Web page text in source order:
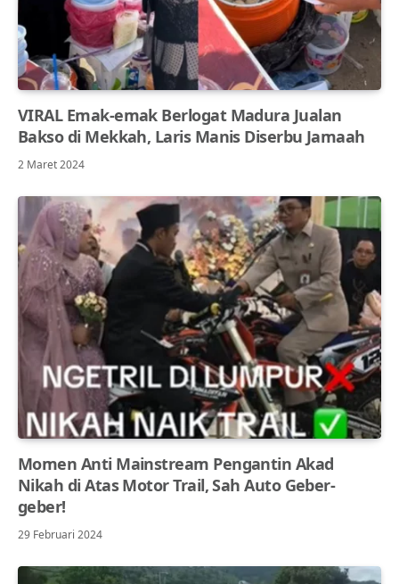
VIRAL Emak-emak Berlogat Madura Jualan
Bakso di Mekkah, Laris Manis Diserbu Jamaah
2 Maret 2024
Momen Anti Mainstream Pengantin Akad
Nikah di Atas Motor Trail, Sah Auto Geber-
geber!
29 Februari 2024